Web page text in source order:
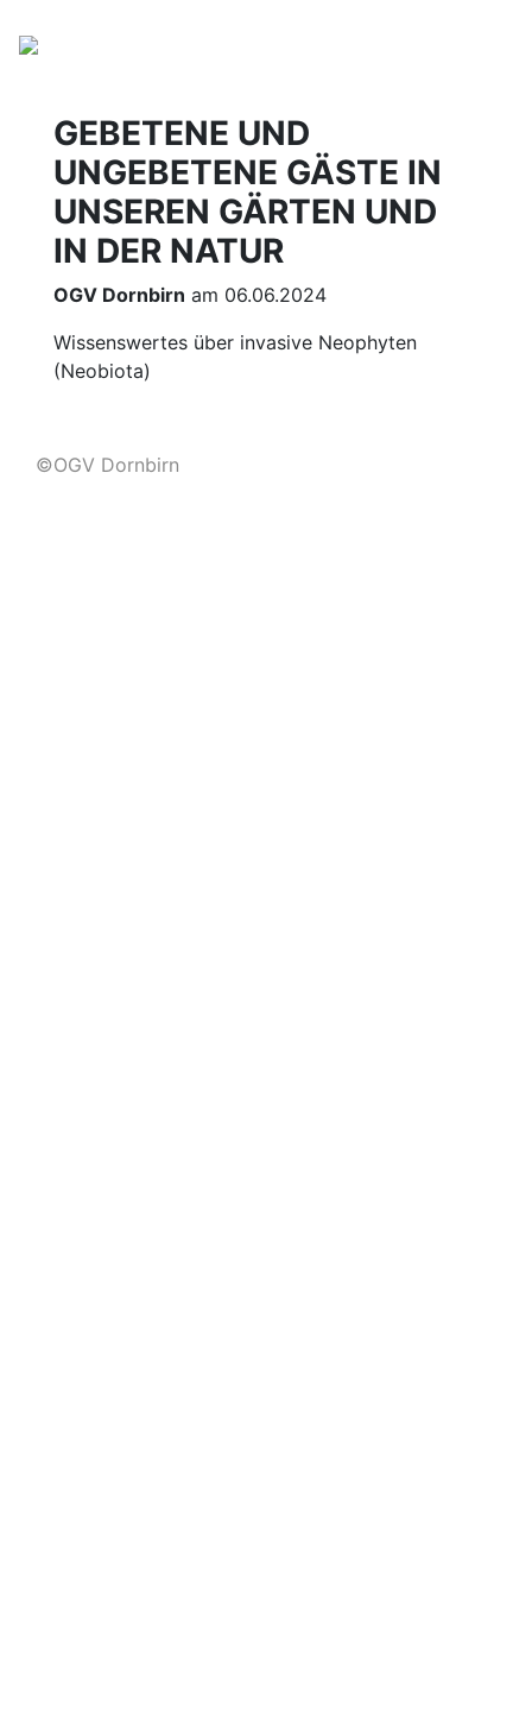
GEBETENE UND
UNGEBETENE GÄSTE IN
UNSEREN GÄRTEN UND
IN DER NATUR
OGV Dornbirn am 06.06.2024
Wissenswertes über invasive Neophyten
(Neobiota)
©OGV Dornbirn